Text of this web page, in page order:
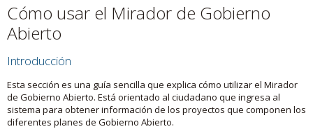
Cómo usar el Mirador de Gobierno
Abierto
Introducción
Esta sección es una guía sencilla que explica cómo utilizar el Mirador
de Gobierno Abierto. Está orientado al ciudadano que ingresa al
sistema para obtener información de los proyectos que componen los
diferentes planes de Gobierno Abierto.